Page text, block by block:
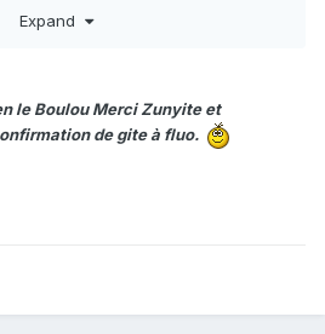
Expand
le Boulou Merci Zunyite et
de gite à fluo.